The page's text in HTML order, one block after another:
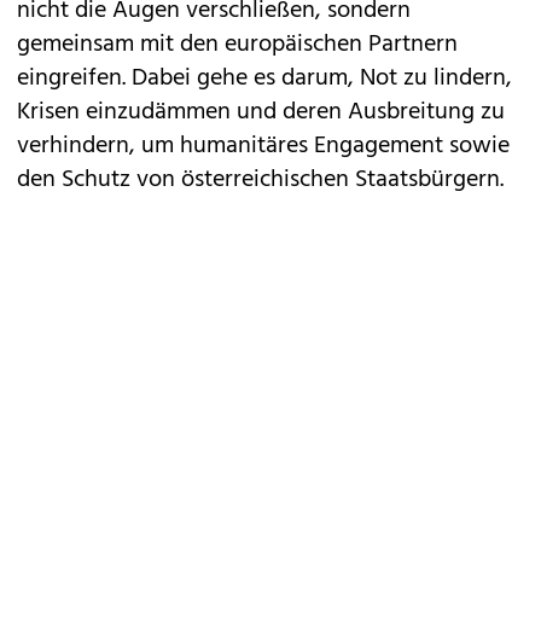
nicht die Augen verschließen, sondern
gemeinsam mit den europäischen Partnern
eingreifen. Dabei gehe es darum, Not zu lindern,
Krisen einzudämmen und deren Ausbreitung zu
verhindern, um humanitäres Engagement sowie
den Schutz von österreichischen Staatsbürgern.